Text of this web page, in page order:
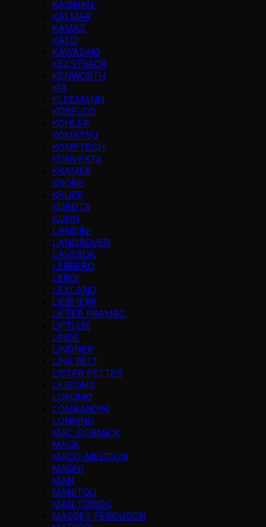
KAISHAN
KALMAR
KAMAZ
KATO
KAWASAKI
KEESTRACK
KENWORTH
KIA
KLEEMANN
KOBELCO
KOHLER
KOMATSU
KOMPTECH
KONVEKTA
KRAMER
KRONE
KRUPP
KUBOTA
KUHN
LANDINI
LANDROVER
LAVERDA
LEBRERO
LEROI
LEYLAND
LIEBHERR
LIFTER PRAMAC
LIFTLUX
LINDE
LINDNER
LINK BELT
LISTER PETTER
LIUGONG
LOKOMO
LOMBARDINI
LONKING
MAC CORMICK
MACK
MACO-MEUDON
MAGNI
MAN
MANITOU
MANITOWOC
MASSEY FERGUSON